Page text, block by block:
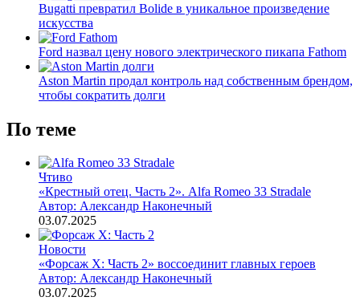
Bugatti превратил Bolide в уникальное произведение
искусства
Ford назвал цену нового электрического пикапа Fathom
Aston Martin продал контроль над собственным брендом,
чтобы сократить долги
По теме
Чтиво
«Крестный отец. Часть 2». Alfa Romeo 33 Stradale
Автор: Александр Наконечный
03.07.2025
Новости
«Форсаж X: Часть 2» воссоединит главных героев
Автор: Александр Наконечный
03.07.2025